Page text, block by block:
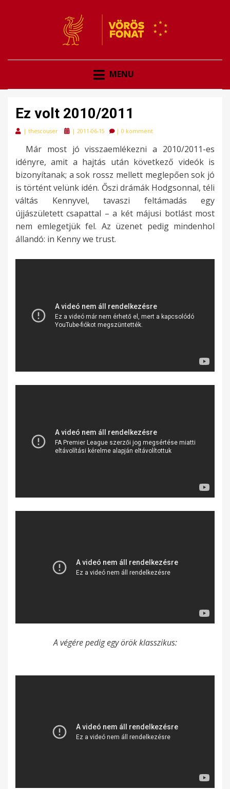
VÖRÖS FONAT
MENU
Ez volt 2010/2011
| thescouser
Posted
| 2011-06-15 | 0 komment
Már most jó visszaemlékezni a 2010/2011-es
idényre, amit a hajtás után következő videók is
bizonyítanak; a sok rossz mellett meglepően sok jó
is történt velünk idén. Őszi drámák Hodgsonnal, téli
váltás Kennyvel, tavaszi feltámadás egy
újjászületett csapattal – a két májusi botlást most
nem emlegetjük fel. Az üzenet pedig mindenhol
állandó: in Kenny we trust.
A végére pedig egy örök klasszikus: